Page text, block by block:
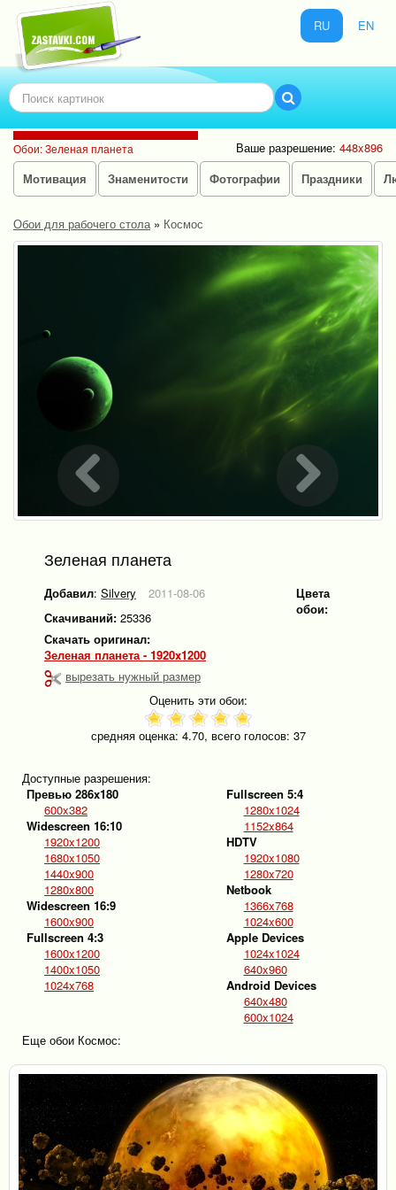
RU EN
Обои: Зеленая планета Ваше разрешение: 448x896
Мотивация
Знаменитости Фотографии Праздники
Обои для рабочего стола» Космос
Зеленая планета
Добавил: Silvery
2011-08-06
Скачиваний: 25336
Скачать оригинал:
Зеленая планета - 1920x1200
вырезать нужный размер
Цвета
обои:
Оценить эти обои:
средняя оценка: 4.70, всего голосов: 37
Доступные разрешения:
Превью 286x180
600x382
Widescreen 16:10
1920x1200
1680x1050
1440x900
1280x800
Widescreen 16:9
1600x900
Fullscreen 4:3
1600x1200
1400x1050
1024x768
Fullscreen 5:4
1280x1024
1152x864
HDTV
1920x1080
1280x720
Netbook
1366x768
1024x600
Apple Devices
1024x1024
640x960
Android Devices
640x480
600x1024
Еще обои Космос: